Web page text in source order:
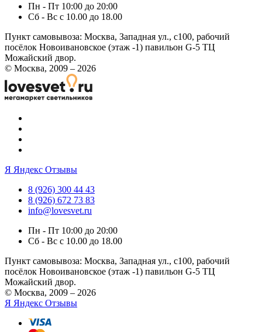
Пн - Пт 10:00 до 20:00
Сб - Вс с 10.00 до 18.00
Пункт самовывоза: Москва, Западная ул., с100, рабочий
посёлок Новоивановское (этаж -1) павильон G-5 ТЦ
Можайский двор.
© Москва, 2009 – 2026
Я Яндекс Отзывы
8 (926) 300 44 43
8 (926) 672 73 83
info@lovesvet.ru
Пн - Пт 10:00 до 20:00
Сб - Вс с 10.00 до 18.00
Пункт самовывоза: Москва, Западная ул., с100, рабочий
посёлок Новоивановское (этаж -1) павильон G-5 ТЦ
Можайский двор.
© Москва, 2009 – 2026
Я Яндекс Отзывы